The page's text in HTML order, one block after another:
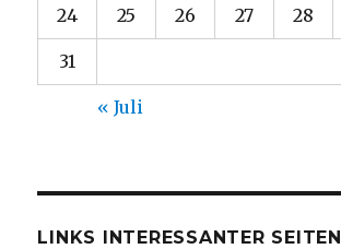
24 25 26 27 28
31
« Juli
LINKS INTERESSANTER SEITEN